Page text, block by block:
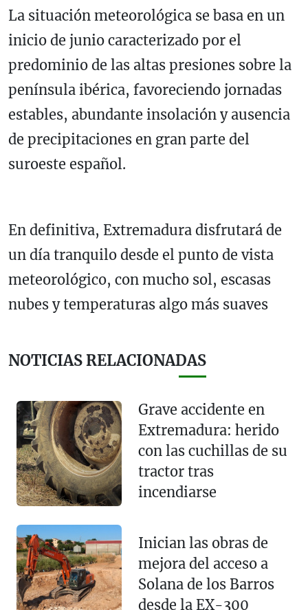
La situación meteorológica se basa en un
inicio de junio caracterizado por el
predominio de las altas presiones sobre la
península ibérica, favoreciendo jornadas
estables, abundante insolación y ausencia
de precipitaciones en gran parte del
suroeste español.
En definitiva, Extremadura disfrutará de
un día tranquilo desde el punto de vista
meteorológico, con mucho sol, escasas
nubes y temperaturas algo más suaves
NOTICIAS RELACIONADAS
Grave accidente en
Extremadura: herido
con las cuchillas de su
tractor tras
incendiarse
Inician las obras de
mejora del acceso a
Solana de los Barros
desde la EX-300